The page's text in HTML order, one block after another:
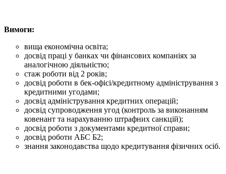
Вимоги:
вища економічна освіта;
досвід праці у банках чи фінансових компаніях за
аналогічною діяльністю;
стаж роботи від 2 років;
досвід роботи в бек-офісі/кредитному адміністрування з
кредитними угодами;
досвід адміністрування кредитних операцій;
досвід супроводження угод (контроль за виконанням
ковенант та нарахуванню штрафних санкцій);
досвід роботи з документами кредитної справи;
досвід роботи АБС Б2;
знання законодавства щодо кредитування фізичних осіб.